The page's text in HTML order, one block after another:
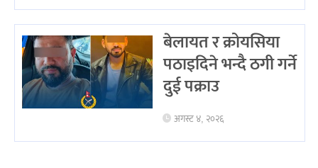
बेलायत र क्रोयसिया
पठाइदिने भन्दै ठगी गर्ने
दुई पक्राउ
अगस्ट ४, २०२६